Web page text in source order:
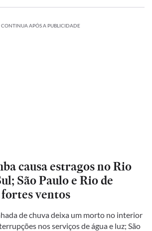
CONTINUA APÓS A PUBLICIDADE
causa estragos no Rio
São Paulo e Rio de
ventos
de chuva deixa um morto no interior
nos serviços de água e luz; São